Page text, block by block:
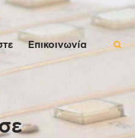
Επικοινωνία